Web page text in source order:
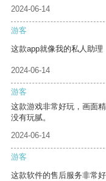
2024-06-14
游客
这款app就像我的私人助理
2024-06-14
游客
这款游戏非常好玩，画面
没有玩腻。
2024-06-14
游客
这款软件的售后服务非常